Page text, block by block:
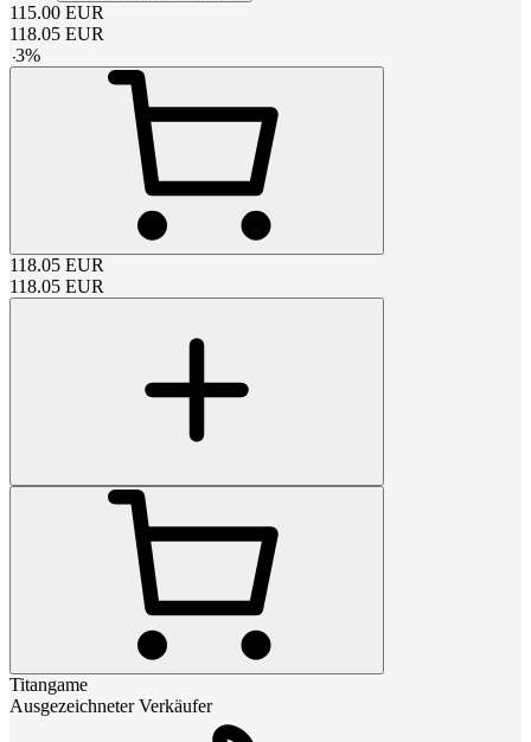
115.00 EUR
118.05 EUR
-3%
118.05 EUR
118.05 EUR
Titangame
Ausgezeichneter Verkäufer